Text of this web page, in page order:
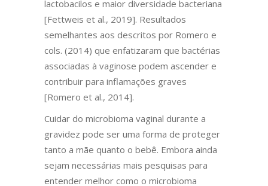
lactobacilos e maior diversidade bacteriana
[Fettweis et al., 2019]. Resultados
semelhantes aos descritos por Romero e
cols. (2014) que enfatizaram que bactérias
associadas à vaginose podem ascender e
contribuir para inflamações graves
[Romero et al., 2014].
Cuidar do microbioma vaginal durante a
gravidez pode ser uma forma de proteger
tanto a mãe quanto o bebê. Embora ainda
sejam necessárias mais pesquisas para
entender melhor como o microbioma